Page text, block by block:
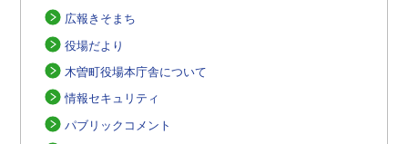
広報きそまち
役場だより
木曽町役場本庁舎について
情報セキュリティ
パブリックコメント